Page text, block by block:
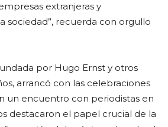
extranjeras y
sociedad”, recuerda con orgullo
por Hugo Ernst y otros
arrancó con las celebraciones
un encuentro con periodistas en
destacaron el papel crucial de la